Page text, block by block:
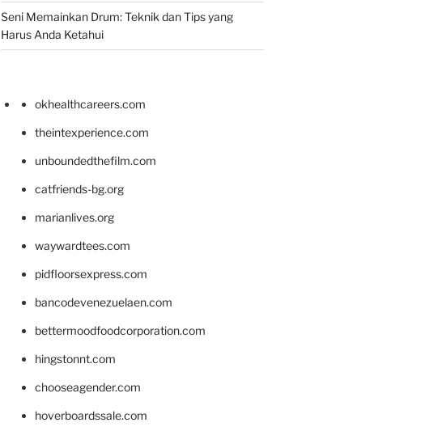
Seni Memainkan Drum: Teknik dan Tips yang
Harus Anda Ketahui
okhealthcareers.com
theintexperience.com
unboundedthefilm.com
catfriends-bg.org
marianlives.org
waywardtees.com
pidfloorsexpress.com
bancodevenezuelaen.com
bettermoodfoodcorporation.com
hingstonnt.com
chooseagender.com
hoverboardssale.com